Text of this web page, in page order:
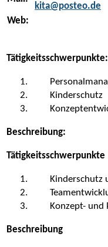
kita@posteo.de
Web:
Tätigkeitsschwerpunkte:
Kinderschutz
Beschreibung:
Tätigkeitsschwerpunkte
Kinderschutz
Konzept-
Beschreibung